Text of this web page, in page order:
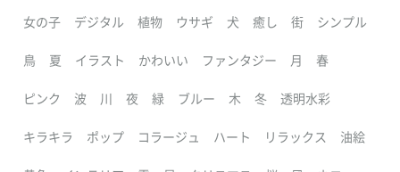
女の子 デジタル 植物 ウサギ 犬 癒し 街 シンプル
鳥 夏 イラスト かわいい ファンタジー 月 春
ピンク 波 川 夜 緑 ブルー 木 冬 透明水彩
キラキラ ポップ コラージュ ハート リラックス 油絵